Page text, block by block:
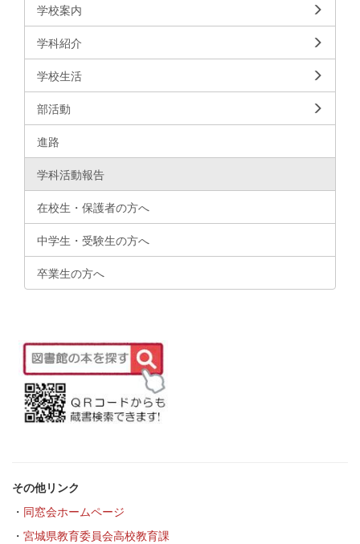
学校案内
学科紹介
学校生活
部活動
進路
学科活動報告
在校生・保護者の方へ
中学生・受験生の方へ
卒業生の方へ
その他リンク
・ 同窓会ホームページ
・ 宮城県教育委員会高校教育課